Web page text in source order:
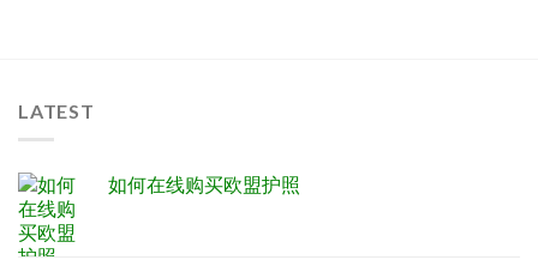
LATEST
如何在线购买欧盟护照